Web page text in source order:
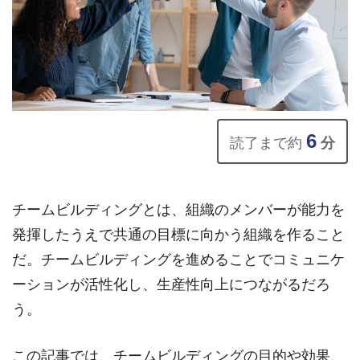
読了まで約 6 分
チームビルディングとは、組織のメンバーが能力を
発揮したうえで共通の目標に向かう組織を作ること
だ。チームビルディングを進めることでコミュニケ
ーションが活性化し、生産性向上につながるだろ
う。
この記事では、チームビルディングの目的や効果、